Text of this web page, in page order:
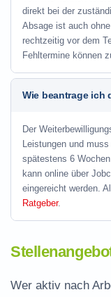
direkt bei der
Absage ist auch
rechtzeitig vor dem
Fehltermine können
Wie beantrage ich
Der
Leistungen und
spätestens 6
kann online über
eingereicht werden.
Ratgeber.
Wer aktiv nach